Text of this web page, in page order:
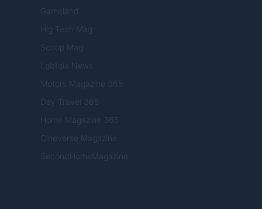
Gameland
Hig Tech Mag
Scoop Mag
Lgbtqia News
Motors Magazine 365
Day Travel 365
Home Magazine 365
Cineverse Magazine
SecondHomeMagazine